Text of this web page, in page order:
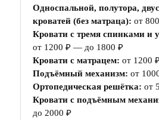
Односпальной, полутора,
кроватей (без матраца): от
Кровати с тремя спинками и
от 1200 ₽ — до 1800 ₽
Кровати с матрацем: от 1200
Подъёмный механизм: от
Ортопедическая решётка: от
Кровати с подъёмным
до 2000 ₽